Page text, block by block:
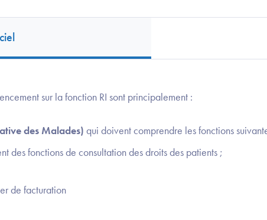
sur la fonction RI sont principalement :
des Malades) qui doivent comprendre les fonctions
des fonctions de consultation des droits des patients ;
de facturation